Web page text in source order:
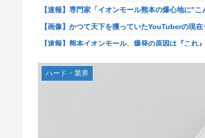
【画像】コスプレイヤーが死ぬ気で痩せた結果ｗ
【ROBOT魂】 88,000のミーティアが二次も即完
ブラッドボーン全クリしたんだが
【画像】田中みな実さん、妊娠中とは思えないヒ
株式投資、若年男性の自信喪失の原因に-6割超が
【緊急】お笑いジャングルポケット斉藤慎二被告
【速報】専門家「イオンモール熊本の爆心地に”
【画像】かつて天下を獲っていたYouTuberの現在
【速報】熊本イオンモール、爆発の原因は『これ
【悲報】有名漫画家、がんを公表「大腸癌になっ
無期懲役、去年の仮釈放わずか４人…もう実質終身
【画像】田中みな実さん、妊娠中とは思えないヒ
ハード・業界